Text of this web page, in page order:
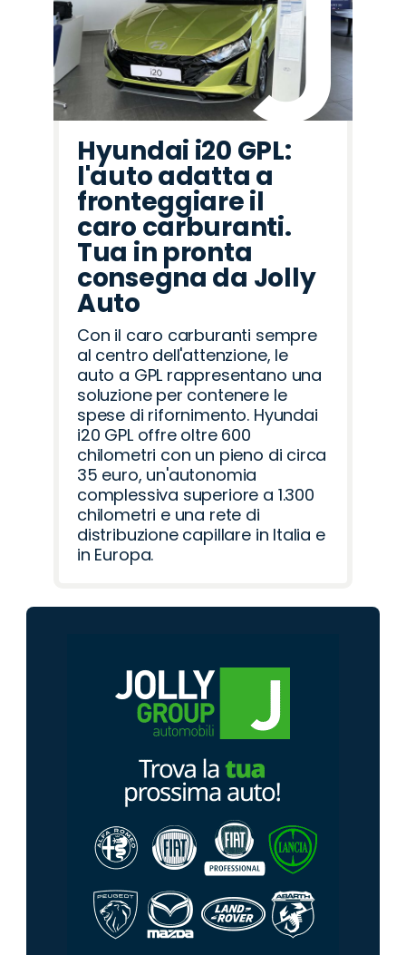
Hyundai i20 GPL:
l'auto adatta a
fronteggiare il
caro carburanti.
Tua in pronta
consegna da Jolly
Auto
Con il caro carburanti sempre
al centro dell'attenzione, le
auto a GPL rappresentano una
soluzione per contenere le
spese di rifornimento. Hyundai
i20 GPL offre oltre 600
chilometri con un pieno di circa
35 euro, un'autonomia
complessiva superiore a 1.300
chilometri e una rete di
distribuzione capillare in Italia e
in Europa.